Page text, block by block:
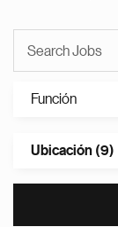
Función
Ubicación (9)